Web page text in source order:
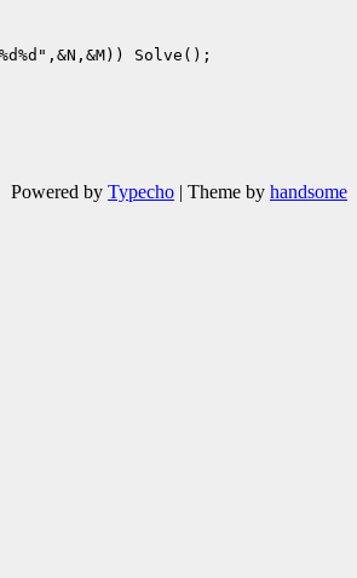
Solve();
Powered by Typecho | Theme by handsome